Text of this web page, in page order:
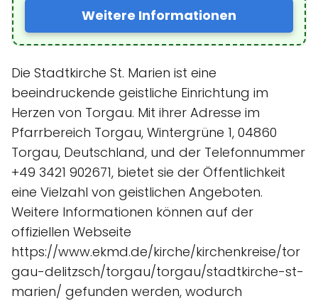
Weitere Informationen
Die Stadtkirche St. Marien ist eine
beeindruckende geistliche Einrichtung im
Herzen von Torgau. Mit ihrer Adresse im
Pfarrbereich Torgau, Wintergrüne 1, 04860
Torgau, Deutschland, und der Telefonnummer
+49 3421 902671, bietet sie der Öffentlichkeit
eine Vielzahl von geistlichen Angeboten.
Weitere Informationen können auf der
offiziellen Webseite
https://www.ekmd.de/kirche/kirchenkreise/tor
gau-delitzsch/torgau/torgau/stadtkirche-st-
marien/ gefunden werden, wodurch